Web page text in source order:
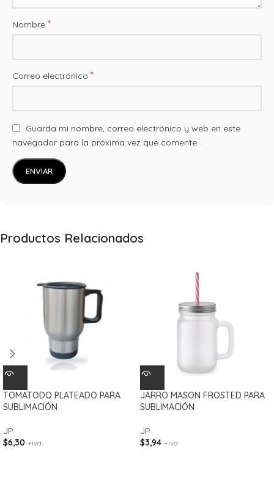
Nombre *
Correo electrónico *
Guarda mi nombre, correo electrónico y web en este
navegador para la próxima vez que comente.
Productos Relacionados
TOMATODO PLATEADO PARA
SUBLIMACIÓN
JP
$6,30 +iva
JARRO MASON FROSTED PARA
SUBLIMACIÓN
JP
$3,94 +iva